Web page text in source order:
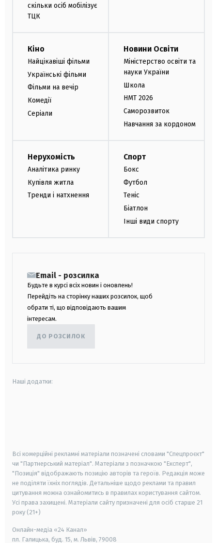
скільки осіб мобілізує
ТЦК
Кіно
Найцікавіші фільми
Українські фільми
Фільми на вечір
Комедії
Серіали
Новини Освіти
Міністерство освіти та
науки України
Школа
НМТ 2026
Саморозвиток
Навчання за кордоном
Нерухомість
Аналітика ринку
Купівля житла
Тренди і натхнення
Спорт
Бокс
Футбол
Теніс
Біатлон
Інші види спорту
Email - розсилка
Будьте в курсі всіх новин і оновлень!
Перейдіть на сторінку наших розсилок, щоб
обрати ті, що відповідають вашим
інтересам.
ДО РОЗСИЛОК
Наші додатки:
Всі комерційні рекламні матеріали позначені словами "Спецпроєкт"
чи "Партнерський матеріал". Матеріали з позначкою "Експерт",
"Позиція" відображають позицію авторів та героїв. Редакція може
не поділяти їхніх поглядів. Детальніше щодо реклами та правил
цитування можна ознайомитись в правилах користування сайтом.
Усі права захищені. Матеріали сайту призначені для осіб старше 21
року (21+)
Онлайн-медіа «24 Канал»
пл. Галицька, буд. 15, м. Львів, 79008